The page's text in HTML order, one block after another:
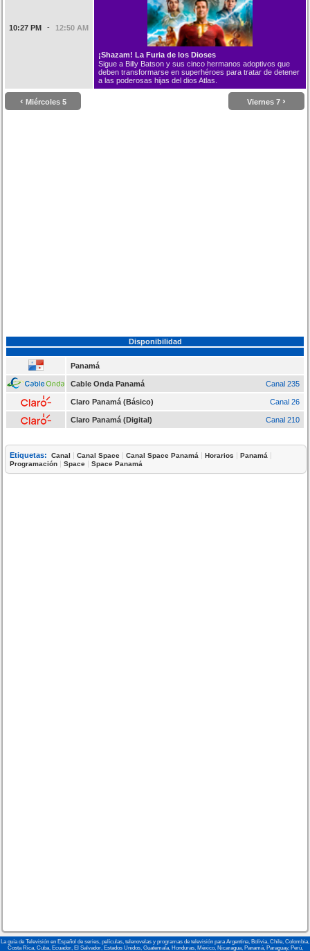
10:27 PM - 12:50 AM
¡Shazam! La Furia de los Dioses
Sigue a Billy Batson y sus cinco hermanos adoptivos que
deben transformarse en superhéroes para tratar de detener
a las poderosas hijas del dios Atlas.
‹ Miércoles 5 Viernes 7 ›
Disponibilidad
Panamá
Cable Onda Panamá Canal 235
Claro Panamá (Básico) Canal 26
Claro Panamá (Digital) Canal 210
Etiquetas: Canal |Canal Space |Canal Space Panamá |Horarios |Panamá |
Programación |Space |Space Panamá
La guía de Televisión en Español de series, películas, telenovelas y programas de televisión para Argentina, Bolivia, Chile, Colombia,
Costa Rica, Cuba, Ecuador, El Salvador, Estados Unidos, Guatemala, Honduras, México, Nicaragua, Panamá, Paraguay, Perú,